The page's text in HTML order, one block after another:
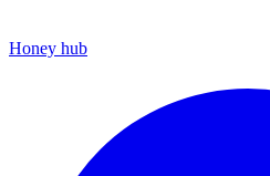
Honey hub